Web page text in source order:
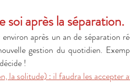
après la séparation.
après un an de séparation
gestion du quotidien.
!
la solitude) : il faudra les accepter